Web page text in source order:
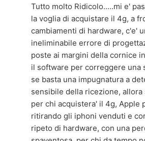
Tutto molto Ridicolo.....mi e'
la voglia di acquistare il 4g, a
cambiamenti di hardware, c'e'
ineliminabile errore di
poste ai margini della cornice
il software per correggere una
se basta una impugnatura a
sensibile della ricezione,
per chi acquistera' il 4g, Apple
ritirando gli iphoni venduti e
ripeto di hardware, con una